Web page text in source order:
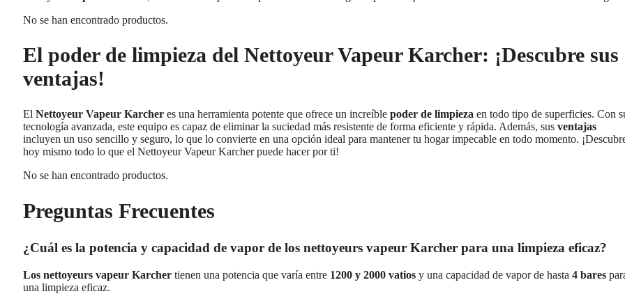
No se han encontrado productos.
El poder de limpieza del Nettoyeur Vapeur Karcher: ¡Descubre sus
ventajas!
El Nettoyeur Vapeur Karcher es una herramienta potente que ofrece un increíble poder de limpieza en todo tipo de superficies. Con
tecnología avanzada, este equipo es capaz de eliminar la suciedad más resistente de forma eficiente y rápida. Además, sus ventajas
incluyen un uso sencillo y seguro, lo que lo convierte en una opción ideal para mantener tu hogar impecable en todo momento.
hoy mismo todo lo que el Nettoyeur Vapeur Karcher puede hacer por ti!
No se han encontrado productos.
Preguntas Frecuentes
¿Cuál es la potencia y capacidad de vapor de los nettoyeurs vapeur Karcher para una limpieza eficaz?
Los nettoyeurs vapeur Karcher tienen una potencia que varía entre 1200 y 2000 vatios y una capacidad de vapor de hasta 4 bares
una limpieza eficaz.